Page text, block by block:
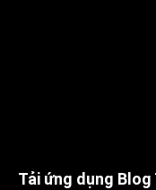
Tải ứng dụng Blog